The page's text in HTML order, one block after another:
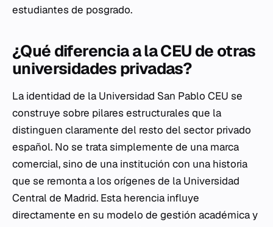
estudiantes de posgrado.
¿Qué diferencia a la CEU de otras
universidades privadas?
La identidad de la Universidad San Pablo CEU se
construye sobre pilares estructurales que la
distinguen claramente del resto del sector privado
español. No se trata simplemente de una marca
comercial, sino de una institución con una historia
que se remonta a los orígenes de la Universidad
Central de Madrid. Esta herencia influye
directamente en su modelo de gestión académica y